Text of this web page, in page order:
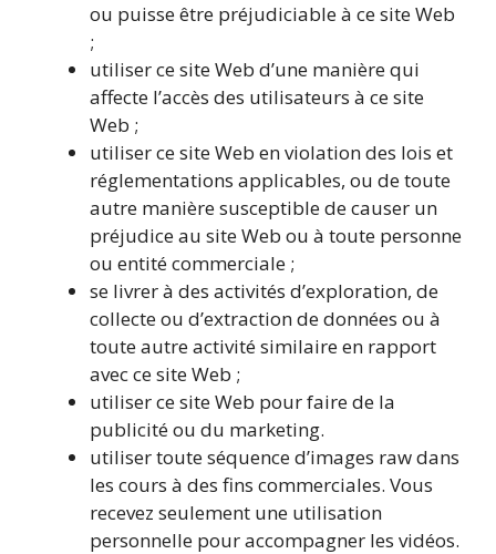
ou puisse être préjudiciable à ce site Web
;
utiliser ce site Web d’une manière qui
affecte l’accès des utilisateurs à ce site
Web ;
utiliser ce site Web en violation des lois et
réglementations applicables, ou de toute
autre manière susceptible de causer un
préjudice au site Web ou à toute personne
ou entité commerciale ;
se livrer à des activités d’exploration, de
collecte ou d’extraction de données ou à
toute autre activité similaire en rapport
avec ce site Web ;
utiliser ce site Web pour faire de la
publicité ou du marketing.
utiliser toute séquence d’images raw dans
les cours à des fins commerciales. Vous
recevez seulement une utilisation
personnelle pour accompagner les vidéos.